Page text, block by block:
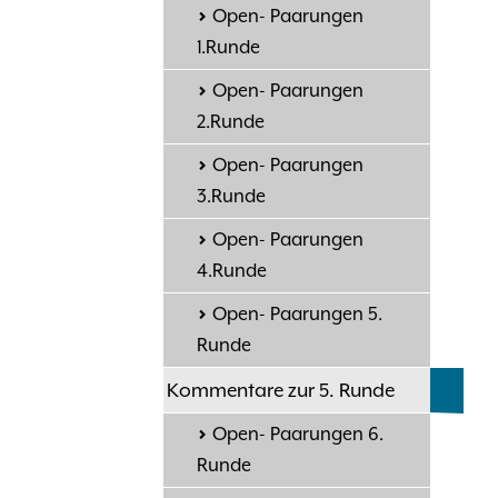
Open- Paarungen
1.Runde
Open- Paarungen
2.Runde
Open- Paarungen
3.Runde
Open- Paarungen
4.Runde
Open- Paarungen 5.
Runde
Kommentare zur 5. Runde
Open- Paarungen 6.
Runde